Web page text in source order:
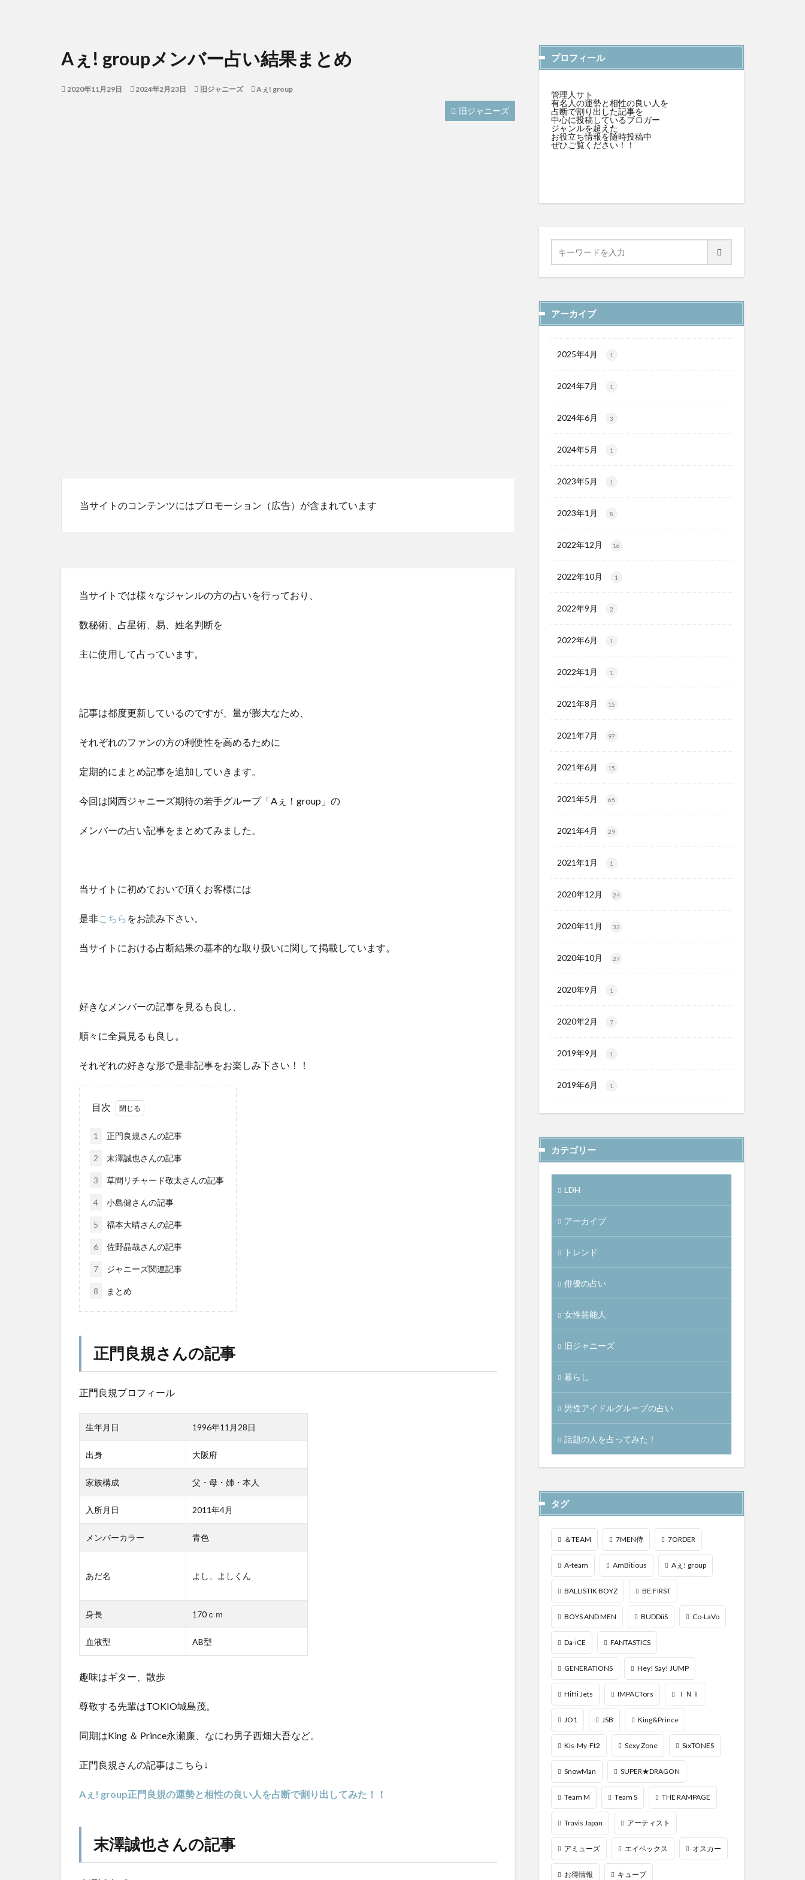
Aぇ! groupメンバー占い結果まとめ
2020年11月29日 2024年2月23日 旧ジャニーズ Aぇ! group
旧ジャニーズ
当サイトのコンテンツにはプロモーション（広告）が含まれています
当サイトでは様々なジャンルの方の占いを行っており、
数秘術、占星術、易、姓名判断を
主に使用して占っています。
記事は都度更新しているのですが、量が膨大なため、
それぞれのファンの方の利便性を高めるために
定期的にまとめ記事を追加していきます。
今回は関西ジャニーズ期待の若手グループ「Aぇ！group」の
メンバーの占い記事をまとめてみました。
当サイトに初めておいで頂くお客様には
是非 こちら をお読み下さい。
当サイトにおける占断結果の基本的な取り扱いに関して掲載しています。
好きなメンバーの記事を見るも良し、
順々に全員見るも良し。
それぞれの好きな形で是非記事をお楽しみ下さい！！
目次
1 正門良規さんの記事
2 末澤誠也さんの記事
3 草間リチャード敬太さんの記事
4 小島健さんの記事
5 福本大晴さんの記事
6 佐野晶哉さんの記事
7 ジャニーズ関連記事
8 まとめ
正門良規さんの記事
正門良規プロフィール
生年月日 1996年11月28日
出身 大阪府
家族構成 父・母・姉・本人
入所月日 2011年4月
メンバーカラー 青色
あだ名 よし、よしくん
身長 170ｃｍ
血液型 AB型
趣味はギター、散歩
尊敬する先輩はTOKIO城島茂。
同期はKing ＆ Prince永瀬廉、なにわ男子西畑大吾など。
正門良規さんの記事はこちら↓
Aぇ! group正門良規の運勢と相性の良い人を占断で割り出してみた！！
末澤誠也さんの記事
プロフィール
管理人サト
有名人の運勢と相性の良い人を
占断で割り出した記事を
中心に投稿しているブロガー
ジャンルを超えた
お役立ち情報を随時投稿中
ぜひご覧ください！！
アーカイブ
2025年4月 1
2024年7月 1
2024年6月 3
2024年5月 1
2023年5月 1
2023年1月 8
2022年12月 16
2022年10月 1
2022年9月 2
2022年6月 1
2022年1月 1
2021年8月 15
2021年7月 97
2021年6月 15
2021年5月 65
2021年4月 29
2021年1月 1
2020年12月 24
2020年11月 32
2020年10月 27
2020年9月 1
2020年2月 7
2019年9月 1
2019年6月 1
カテゴリー
LDH
アーカイブ
トレンド
俳優の占い
女性芸能人
旧ジャニーズ
暮らし
男性アイドルグループの占い
話題の人を占ってみた！
タグ
＆TEAM 7MEN侍 7ORDER
A-team AmBitious Aぇ! group
BALLISTIK BOYZ BE:FIRST
BOYS AND MEN BUDDiiS Co-LaVo
Da-iCE FANTASTICS
GENERATIONS Hey! Say! JUMP
HiHi Jets IMPACTors ＩＮＩ
JO1 JSB King&Prince
Kis-My-Ft2 Sexy Zone SixTONES
SnowMan SUPER★DRAGON
Team M Team S THE RAMPAGE
Travis Japan アーティスト
アミューズ エイベックス オスカー
お得情報 キューブ